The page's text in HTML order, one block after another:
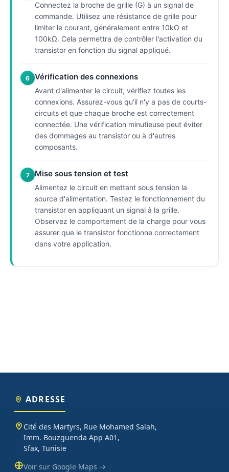
Connectez la broche de grille (G) à un signal de
commande. Utilisez une résistance de grille pour
limiter le courant, généralement entre 10kΩ et
100kΩ. Cela permettra de contrôler l'activation du
transistor en fonction du signal appliqué.
6 Vérification des connexions
Avant d'alimenter le circuit, vérifiez toutes les
connexions. Assurez-vous qu'il n'y a pas de courts-
circuits et que chaque broche est correctement
connectée. Une vérification minutieuse peut éviter
des dommages au transistor ou à d'autres
composants.
7 Mise sous tension et test
Alimentez le circuit en mettant sous tension la
source d'alimentation. Testez le fonctionnement du
transistor en appliquant un signal à la grille.
Observez le comportement de la charge pour vous
assurer que le transistor fonctionne correctement
dans votre application.
ADRESSE
Cité des Martyrs, Rue Mohamed Salah,
Imm. Bouzguenda App A01,
Sfax, Tunisie
Voir sur Google Maps →